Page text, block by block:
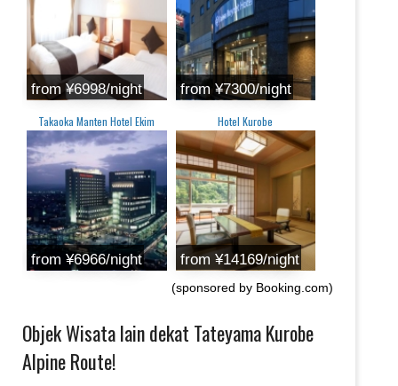
from ¥6998/night from ¥7300/night
Takaoka Manten Hotel Ekim
from ¥6966/night
Hotel Kurobe
from ¥14169/night
(sponsored by Booking.com)
Objek Wisata lain dekat Tateyama Kurobe
Alpine Route!